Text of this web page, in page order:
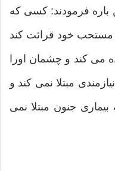
باره فرمودند: کسی که
مستحب خود قرائت کند
می کند و چشمان اورا
مبتلا نمی کند و
جنون مبتلا نمی